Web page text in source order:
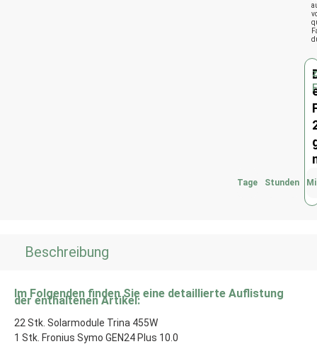
Tage Stunden
Beschreibung
Im Folgenden finden Sie eine detaillierte Auflistung
der enthaltenen Artikel:
22 Stk. Solarmodule Trina 455W
1 Stk. Fronius Symo GEN24 Plus 10.0